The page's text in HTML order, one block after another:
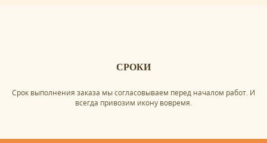
СРОКИ
Срок выполнения заказа мы согласовываем перед началом работ. И
всегда привозим икону вовремя.